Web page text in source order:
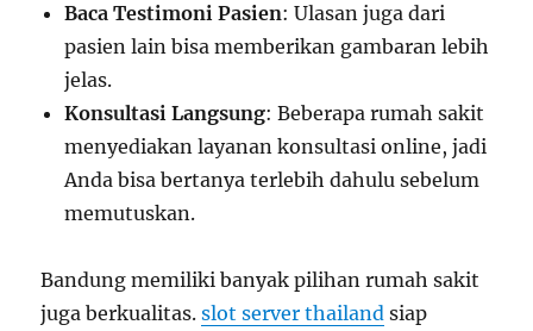
Baca Testimoni Pasien: Ulasan juga dari
pasien lain bisa memberikan gambaran lebih
jelas.
Konsultasi Langsung: Beberapa rumah sakit
menyediakan layanan konsultasi online, jadi
Anda bisa bertanya terlebih dahulu sebelum
memutuskan.
Bandung memiliki banyak pilihan rumah sakit
juga berkualitas.slot server thailand siap